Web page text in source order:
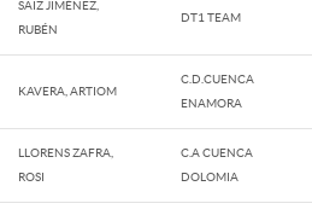
SAIZ JIMÉNEZ,
RUBÉN
DT1 TEAM
KAVERA, ARTIOM
C.D.CUENCA
ENAMORA
LLORENS ZAFRA,
ROSI
C.A CUENCA
DOLOMIA